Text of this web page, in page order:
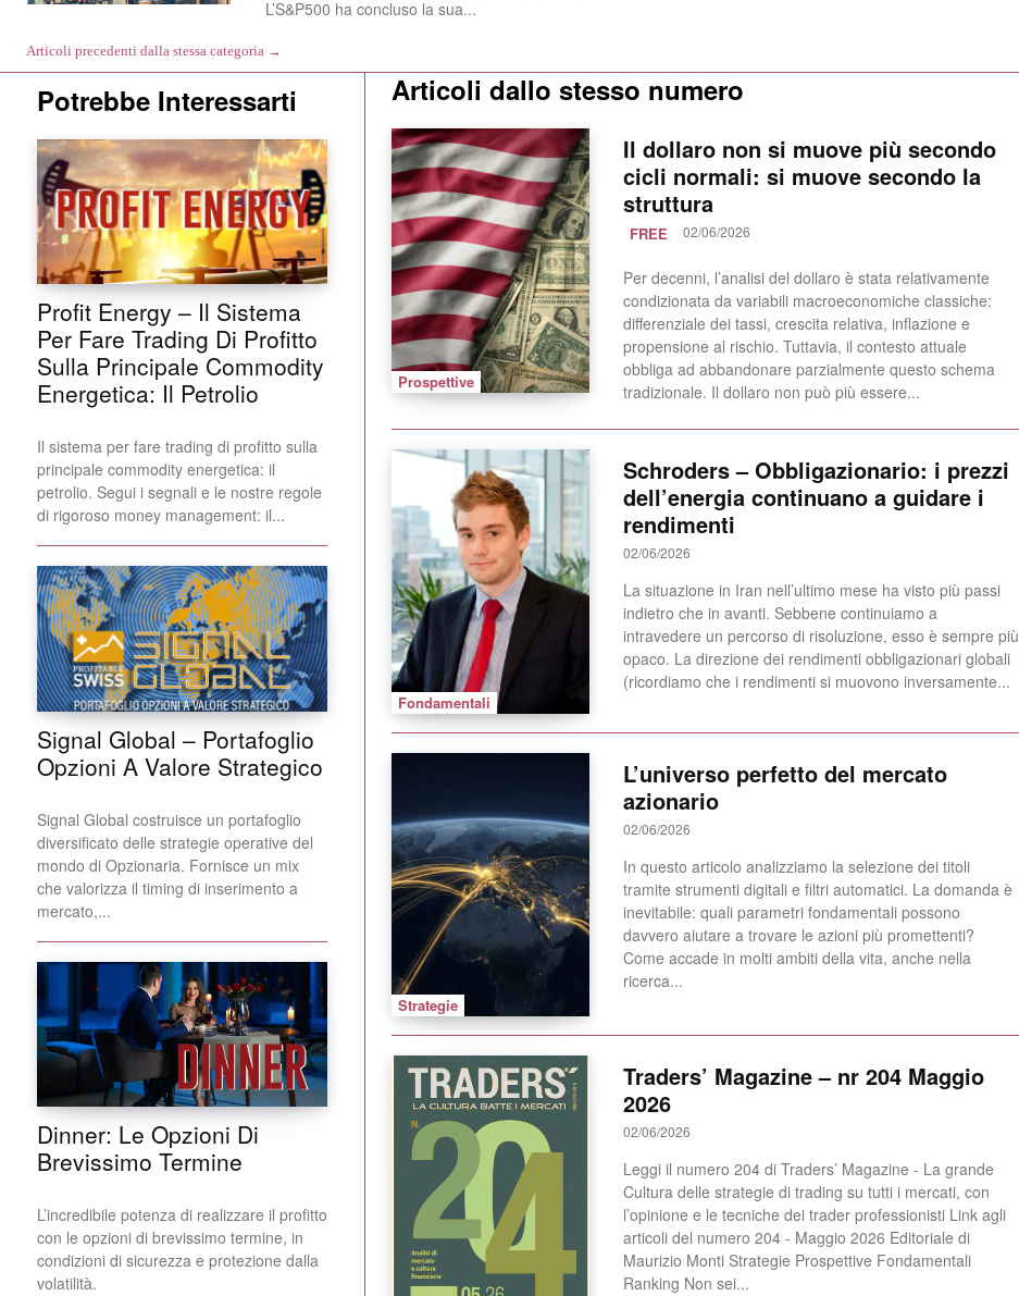
L’S&P500 ha concluso la sua...
Articoli precedenti dalla stessa categoria →
Potrebbe Interessarti
Profit Energy – Il Sistema
Per Fare Trading Di Profitto
Sulla Principale Commodity
Energetica: Il Petrolio
Il sistema per fare trading di profitto sulla
principale commodity energetica: il
petrolio. Segui i segnali e le nostre regole
di rigoroso money management: il...
Signal Global – Portafoglio
Opzioni A Valore Strategico
Signal Global costruisce un portafoglio
diversificato delle strategie operative del
mondo di Opzionaria. Fornisce un mix
che valorizza il timing di inserimento a
mercato,...
Dinner: Le Opzioni Di
Brevissimo Termine
L’incredibile potenza di realizzare il profitto
con le opzioni di brevissimo termine, in
condizioni di sicurezza e protezione dalla
volatilità.
Articoli dallo stesso numero
Prospettive
Il dollaro non si muove più secondo
cicli normali: si muove secondo la
struttura
FREE 02/06/2026
Per decenni, l’analisi del dollaro è stata relativamente
condizionata da variabili macroeconomiche classiche:
differenziale dei tassi, crescita relativa, inflazione e
propensione al rischio. Tuttavia, il contesto attuale
obbliga ad abbandonare parzialmente questo schema
tradizionale. Il dollaro non può più essere...
Fondamentali
Schroders – Obbligazionario: i prezzi
dell’energia continuano a guidare i
rendimenti
02/06/2026
La situazione in Iran nell’ultimo mese ha visto più passi
indietro che in avanti. Sebbene continuiamo a
intravedere un percorso di risoluzione, esso è sempre più
opaco. La direzione dei rendimenti obbligazionari globali
(ricordiamo che i rendimenti si muovono inversamente...
Strategie
L’universo perfetto del mercato
azionario
02/06/2026
In questo articolo analizziamo la selezione dei titoli
tramite strumenti digitali e filtri automatici. La domanda è
inevitabile: quali parametri fondamentali possono
davvero aiutare a trovare le azioni più promettenti?
Come accade in molti ambiti della vita, anche nella
ricerca...
Traders’ Magazine – nr 204 Maggio
2026
02/06/2026
Leggi il numero 204 di Traders’ Magazine - La grande
Cultura delle strategie di trading su tutti i mercati, con
l’opinione e le tecniche dei trader professionisti Link agli
articoli del numero 204 - Maggio 2026 Editoriale di
Maurizio Monti Strategie Prospettive Fondamentali
Ranking Non sei...